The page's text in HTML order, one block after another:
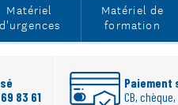
Matériel
d'urgences
Matériel de
formation
83 61
Paiement
CB,